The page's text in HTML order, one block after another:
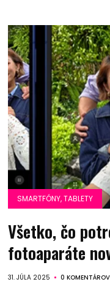
SMARTFÓNY, TABLETY
Všetko, čo
fotoaparáte
31. JÚLA 2025 0 KOMENTÁROV